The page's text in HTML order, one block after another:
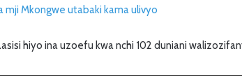
mji Mkongwe utabaki kama ulivyo
hiyo ina uzoefu kwa nchi 102 duniani